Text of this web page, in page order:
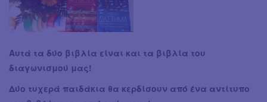
Αυτά τα δύο βιβλία είναι και τα βιβλία του
διαγωνισμού μας!
Δύο τυχερά παιδάκια θα κερδίσουν από ένα αντίτυπο